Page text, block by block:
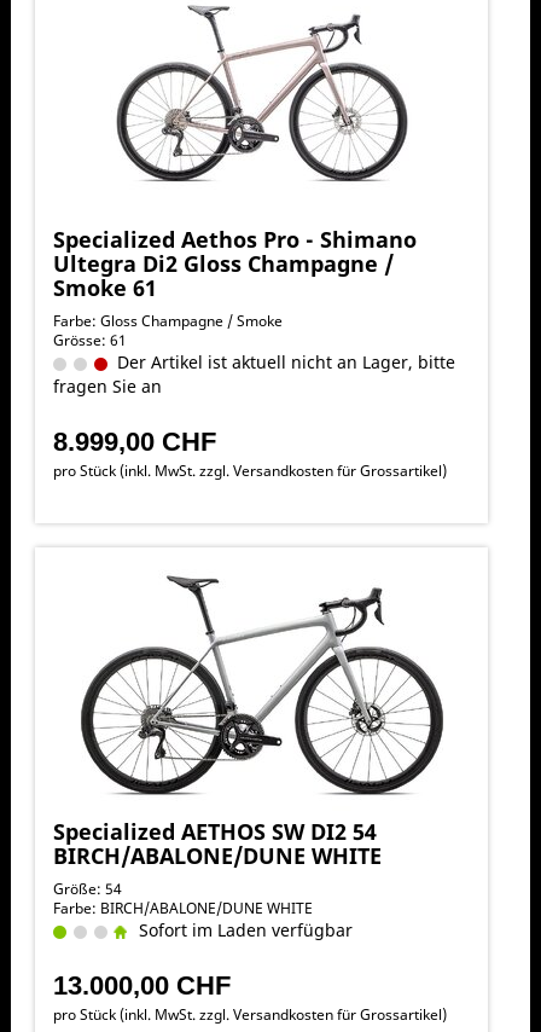
Specialized Aethos Pro - Shimano
Ultegra Di2 Gloss Champagne /
Smoke 61
Farbe: Gloss Champagne / Smoke
Grösse: 61
Der Artikel ist aktuell nicht an Lager, bitte
fragen Sie an
8.999,00 CHF
pro Stück (inkl. MwSt. zzgl.Versandkosten für Grossartikel)
Specialized AETHOS SW DI2 54
BIRCH/ABALONE/DUNE WHITE
Größe: 54
Farbe: BIRCH/ABALONE/DUNE WHITE
Sofort im Laden verfügbar
13.000,00 CHF
pro Stück (inkl. MwSt. zzgl.Versandkosten für Grossartikel)